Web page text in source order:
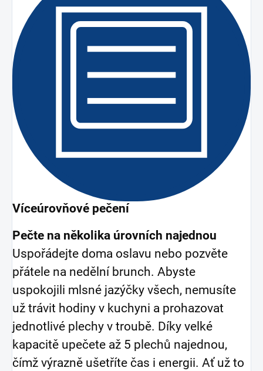
Víceúrovňové pečení
Pečte na několika úrovních najednou
Uspořádejte doma oslavu nebo pozvěte
přátele na nedělní brunch. Abyste
uspokojili mlsné jazýčky všech, nemusíte
už trávit hodiny v kuchyni a prohazovat
jednotlivé plechy v troubě. Díky velké
kapacitě upečete až 5 plechů najednou,
čímž výrazně ušetříte čas i energii. Ať už to